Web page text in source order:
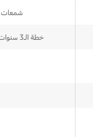
شمعات
خطة الـ3 سنوات/60,000 كلم